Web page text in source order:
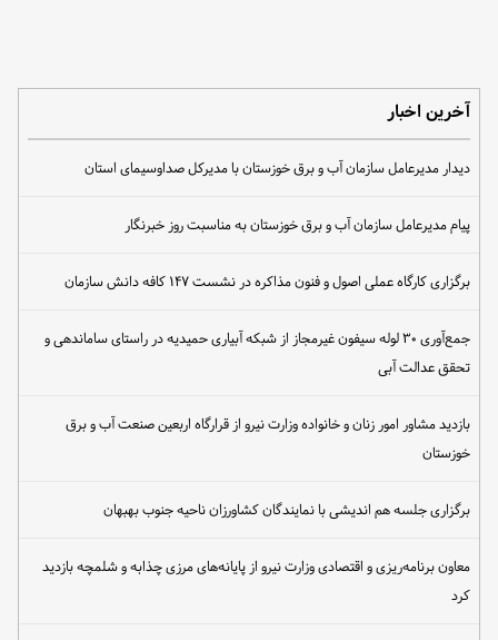
آخرین اخبار
دیدار مدیرعامل سازمان آب و برق خوزستان با مدیرکل صداوسیمای استان
پیام مدیرعامل سازمان آب و برق خوزستان به مناسبت روز خبرنگار
برگزاری کارگاه عملی اصول و فنون مذاکره در نشست ۱۴۷ کافه دانش سازمان
جمع‌آوری ۳۰ لوله سیفون غیرمجاز از شبکه آبیاری حمیدیه در راستای ساماندهی و
تحقق عدالت آبی
بازدید مشاور امور زنان و خانواده وزارت نیرو از قرارگاه اربعین صنعت آب و برق
خوزستان
برگزاری جلسه هم اندیشی با نمایندگان کشاورزان ناحیه جنوب بهبهان
معاون برنامه‌ریزی و اقتصادی وزارت نیرو از پایانه‌های مرزی چذابه و شلمچه بازدید
کرد